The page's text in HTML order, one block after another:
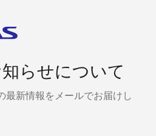
らせについて
最新情報をメールでお届けし